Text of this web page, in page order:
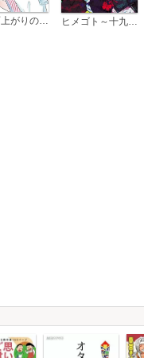
恋は雨上がりのように